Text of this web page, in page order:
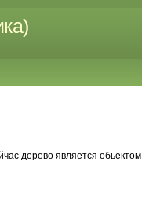
дерево является обьектом